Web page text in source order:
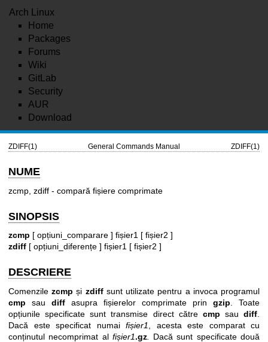
Arch Linux
Home
Packages
Forums
Wiki
GitLab
Security
AUR
Download
ZDIFF(1) General Commands Manual ZDIFF(1)
NUME
zcmp, zdiff - compară fișiere comprimate
SINOPSIS
zcmp [ opțiuni_comparare ] fișier1 [ fișier2 ]
zdiff [ opțiuni_diferențe ] fișier1 [ fișier2 ]
DESCRIERE
Comenzilezcmp și zdiffsunt utilizate pentru a invoca programul
cmp sau diff asupra fișierelor comprimate prin gzip . Toate
opțiunile specificate sunt transmise direct către cmp sau diff
Dacă este specificat numai fișier1
, acesta este comparat cu
conținutul necomprimat al fișier1.gz.
Dacă sunt specificate două